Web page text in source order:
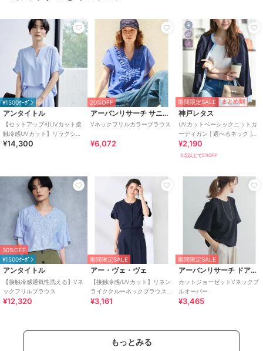
¥1500ｸｰﾎﾟﾝ
アンタイトル
【セットアップ可UVカット接
触冷感UVカット】リラクシー
キーVネックブラウス
¥14,300
20%OFF
アーバンリサーチ サニーレーベル
Vネックフリルカラーブラウス
¥6,072
期間限定SALE まとめ割
神戸レタス
UVカットベーシックニットカ
ーディガン [ 選べるネック ]
[C6886]
¥2,190
2点以上で5%OFF
30%OFF
¥1500ｸｰﾎﾟﾝ
アンタイトル
【接触冷感通気性洗える】Vネ
ックフリルブラウス
¥12,320
期間限定SALE
アー・ヴェ・ヴェ
【接触冷感/UVカット】リネン
ライククルーネックブラウス
【セットアップ対応/アンチピ
¥3,161
期間限定SALE
アーバンリサーチ ドアーズ
カットジョーゼットVネックプ
ルオーバー
¥3,465
もっとみる